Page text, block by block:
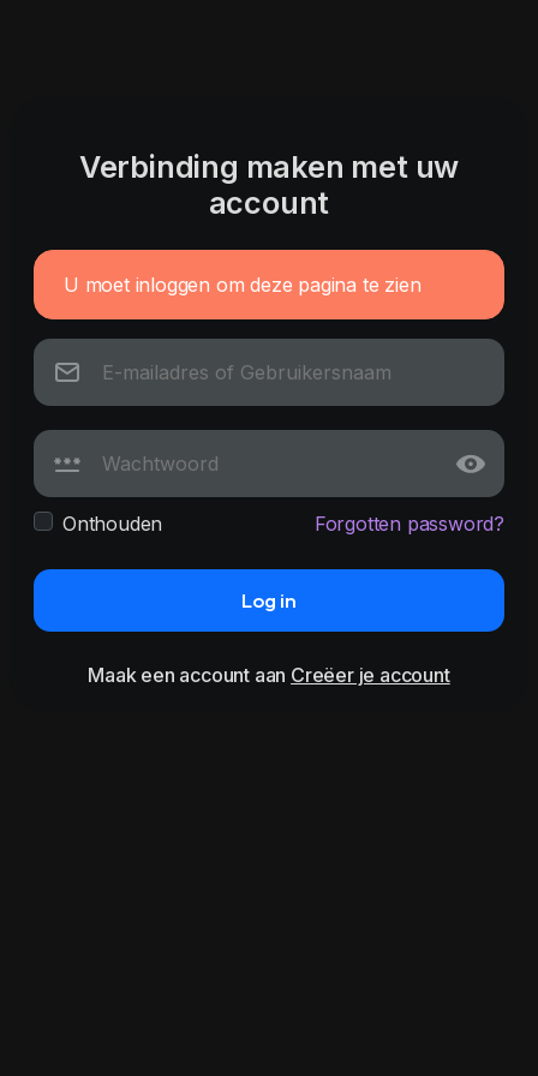
Verbinding maken met uw
account
U moet inloggen om deze pagina te zien
Onthouden Forgotten password?
Log in
Maak een account aan Creëer je account